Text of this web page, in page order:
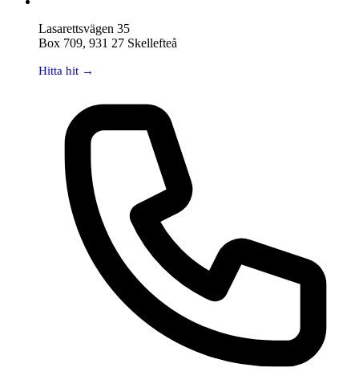
Lasarettsvägen 35
Box 709, 931 27 Skellefteå
Hitta hit →